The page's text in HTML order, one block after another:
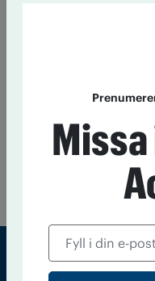
inom svensk
tidiga både när det
Vi träffas och trivs
26 maj 2014
om Akke Carlsson som
och går in som medlem.